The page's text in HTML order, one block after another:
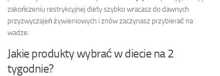
zakończeniu restrykcyjnej diety szybko wracasz do dawnych
przyzwyczajeń żywieniowych i znów zaczynasz przybierać na
wadze.
Jakie produkty wybrać w diecie na 2
tygodnie?